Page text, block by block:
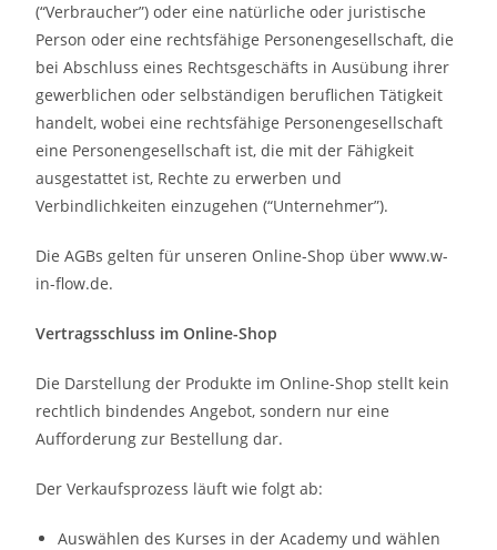
(“Verbraucher”) oder eine natürliche oder juristische
Person oder eine rechtsfähige Personengesellschaft, die
bei Abschluss eines Rechtsgeschäfts in Ausübung ihrer
gewerblichen oder selbständigen beruflichen Tätigkeit
handelt, wobei eine rechtsfähige Personengesellschaft
eine Personengesellschaft ist, die mit der Fähigkeit
ausgestattet ist, Rechte zu erwerben und
Verbindlichkeiten einzugehen (“Unternehmer”).
Die AGBs gelten für unseren Online-Shop über www.w-
in-flow.de.
Vertragsschluss im Online-Shop
Die Darstellung der Produkte im Online-Shop stellt kein
rechtlich bindendes Angebot, sondern nur eine
Aufforderung zur Bestellung dar.
Der Verkaufsprozess läuft wie folgt ab:
Auswählen des Kurses in der Academy und wählen